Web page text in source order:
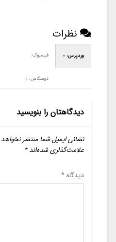
نظرات
وردپرس: 0 فیسبوک:
دیسکاس: 0
دیدگاهتان را بنویسید
نشانی ایمیل شما منتشر
علامت‌گذاری شده‌اند*
دیدگاه*